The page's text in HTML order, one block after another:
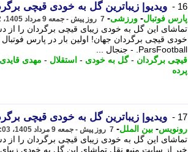
16 - ویدیو| زیباترین گل به خودی قیچی
پارس فوتبال- ورزشی- 7 روز پیش - جمعه 9 مرداد 1405، 17:22
تماشای این گل به خودی زیبای قیچی برگردان را از
خودی قیچی برگردان جهان! اولین بار در پارس فوتبال
ParsFootball. - جنجال ...
قیچی برگردان -گل به خودی - استقلال - مهدی قایدی
پرده
17 - ویدیو| زیباترین گل به خودی قیچی
رونویس- بین الملل- 7 روز پیش - جمعه 9 مرداد 1405، 17:03
تماشای این گل به خودی زیبای قیچی برگردان را از
خبر از سایت منبع نقل تماشای این گل به خودی